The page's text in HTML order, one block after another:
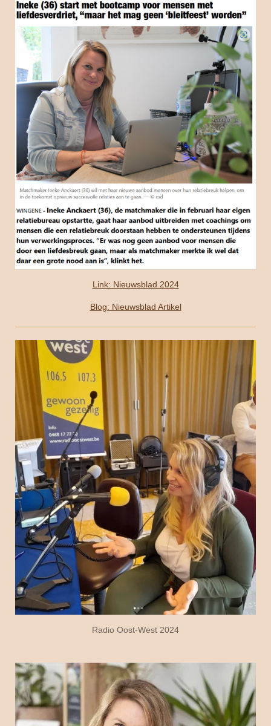
Link: Nieuwsblad 2024
Blog: Nieuwsblad Artikel
Radio Oost-West 2024